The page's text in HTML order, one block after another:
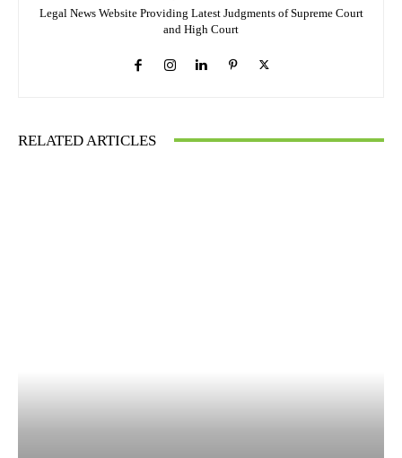
Legal News Website Providing Latest Judgments of Supreme Court
and High Court
RELATED ARTICLES